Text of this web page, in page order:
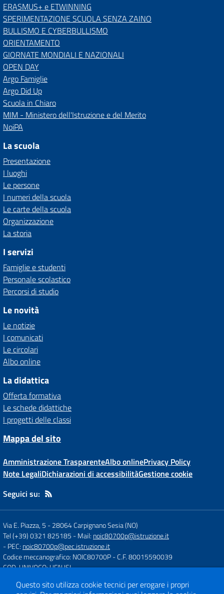
ERASMUS+ e ETWINNING
SPERIMENTAZIONE SCUOLA SENZA ZAINO
BULLISMO E CYBERBULLISMO
ORIENTAMENTO
GIORNATE MONDIALI E NAZIONALI
OPEN DAY
Argo Famiglie
Argo Did Up
Scuola in Chiaro
MIM - Ministero dell'Istruzione e del Merito
NoiPA
La scuola
Presentazione
I luoghi
Le persone
I numeri della scuola
Le carte della scuola
Organizzazione
La storia
I servizi
Famiglie e studenti
Personale scolastico
Percorsi di studio
Le novità
Le notizie
I comunicati
Le circolari
Albo online
La didattica
Offerta formativa
Le schede didattiche
I progetti delle classi
Mappa del sito
Amministrazione TrasparenteAlbo onlinePrivacy Policy
Note LegaliDichiarazioni di accessibilitàGestione cookie
Seguici su:
Via E. Piazza, 5 -28064 Carpignano Sesia (NO)
Tel (+39) 0321 825185 - Mail: noic80700p@istruzione.it
- PEC: noic80700p@pec.istruzione.it
Codice meccanografico: NOIC80700P- C.F. 80015590039
COD. UNIVOCO: UFAUSI
Questo sito utilizza cookie tecnici per erogare i propri